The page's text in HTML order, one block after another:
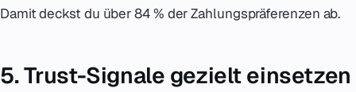
Damit deckst du über 84 % der Zahlungspräferenzen ab.
5. Trust-Signale gezielt einsetzen